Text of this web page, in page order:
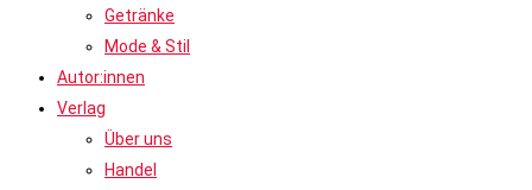
Getränke
Mode & Stil
Autor:innen
Verlag
Über uns
Handel